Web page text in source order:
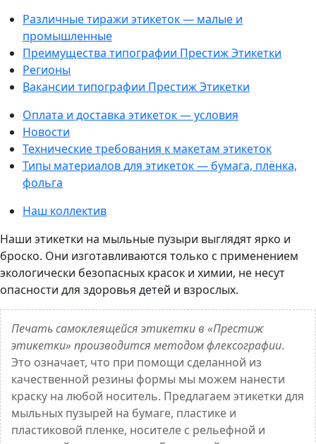
Различные тиражи этикеток — малые и
промышленные
Преимущества типографии Престиж Этикетки
Регионы
Вакансии типографии Престиж Этикетки
Оплата и доставка этикеток — условия
Новости
Технические требования к макетам этикеток
Типы материалов для этикеток — бумага, плёнка,
фольга
Наш коллектив
Наши этикетки на мыльные пузыри выглядят ярко и
броско. Они изготавливаются только с применением
экологически безопасных красок и химии, не несут
опасности для здоровья детей и взрослых.
Печать самоклеящейся этикетки в «Престиж
этикетки» производится методом флексографии.
Это означает, что при помощи сделанной из
качественной резины формы мы можем нанести
краску на любой носитель. Предлагаем этикетки для
мыльных пузырей на бумаге, пластике и
пластиковой пленке, носителе с рельефной и